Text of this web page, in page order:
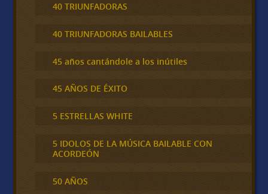
40 TRIUNFADORAS
40 TRIUNFADORAS BAILABLES
45 años cantándole a los inútiles
45 AÑOS DE ÉXITO
5 ESTRELLAS WHITE
5 IDOLOS DE LA MÚSICA BAILABLE CON
ACORDEÓN
50 AÑOS